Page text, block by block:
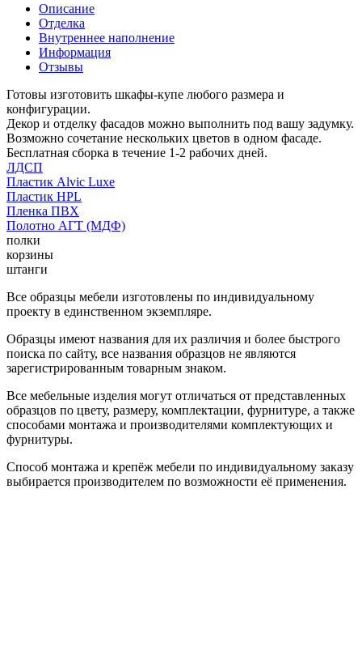
Описание
Отделка
Внутреннее наполнение
Информация
Отзывы
Готовы изготовить шкафы-купе любого размера и
конфигурации.
Декор и отделку фасадов можно выполнить под вашу задумку.
Возможно сочетание нескольких цветов в одном фасаде.
Бесплатная сборка в течение 1-2 рабочих дней.
ЛДСП
Пластик Alvic Luxe
Пластик HPL
Пленка ПВХ
Полотно АГТ (МДФ)
полки
корзины
штанги
Все образцы мебели изготовлены по индивидуальному
проекту в единственном экземпляре.
Образцы имеют названия для их различия и более быстрого
поиска по сайту, все названия образцов не являются
зарегистрированным товарным знаком.
Все мебельные изделия могут отличаться от представленных
образцов по цвету, размеру, комплектации, фурнитуре, а также
способами монтажа и производителями комплектующих и
фурнитуры.
Способ монтажа и крепёж мебели по индивидуальному заказу
выбирается производителем по возможности её применения.